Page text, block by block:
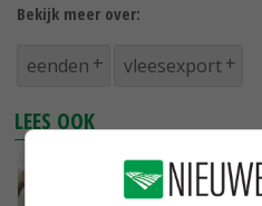
Bekijk meer over:
eenden vleesexport
LEES OOK
Minister moet
eenden